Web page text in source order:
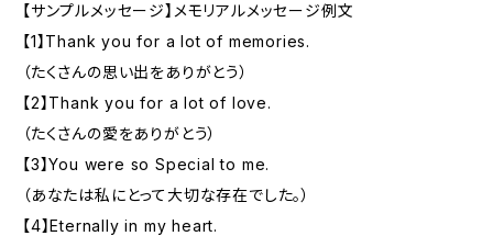
【サンプルメッセージ】メモリアルメッセージ例文
【1】Thank you for a lot of memories.
（たくさんの思い出をありがとう）
【2】Thank you for a lot of love.
（たくさんの愛をありがとう）
【3】You were so Special to me.
（あなたは私にとって大切な存在でした。）
【4】Eternally in my heart.